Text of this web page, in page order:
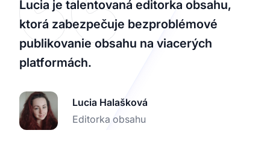
Lucia je talentovaná editorka obsahu,
ktorá zabezpečuje bezproblémové
publikovanie obsahu na viacerých
platformách.
Lucia Halašková
Editorka obsahu